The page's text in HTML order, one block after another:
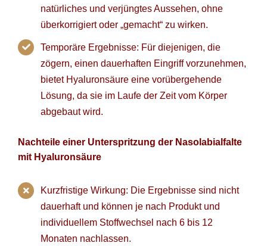
natürliches und verjüngtes Aussehen, ohne
überkorrigiert oder „gemacht“ zu wirken.
Temporäre Ergebnisse: Für diejenigen, die
zögern, einen dauerhaften Eingriff vorzunehmen,
bietet Hyaluronsäure eine vorübergehende
Lösung, da sie im Laufe der Zeit vom Körper
abgebaut wird.
Nachteile einer Unterspritzung der Nasolabialfalte
mit Hyaluronsäure
Kurzfristige Wirkung: Die Ergebnisse sind nicht
dauerhaft und können je nach Produkt und
individuellem Stoffwechsel nach 6 bis 12
Monaten nachlassen.